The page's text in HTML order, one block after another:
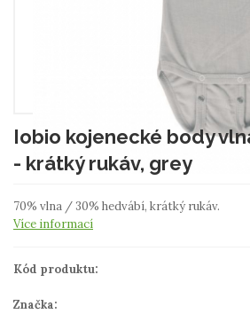
Iobio kojenecké body
- krátký rukáv, grey
70% vlna / 30% hedvábí, krátký rukáv.
Více informací
Kód produktu:
Značka: